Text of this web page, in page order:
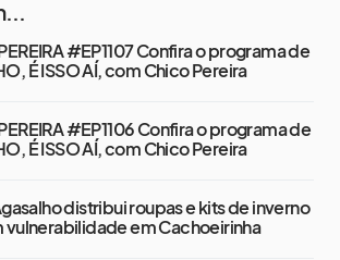
#EP1107 Confira o programa de
É ISSO AÍ, com Chico Pereira
#EP1106 Confira o programa de
É ISSO AÍ, com Chico Pereira
distribui roupas e kits de inverno
vulnerabilidade em Cachoeirinha